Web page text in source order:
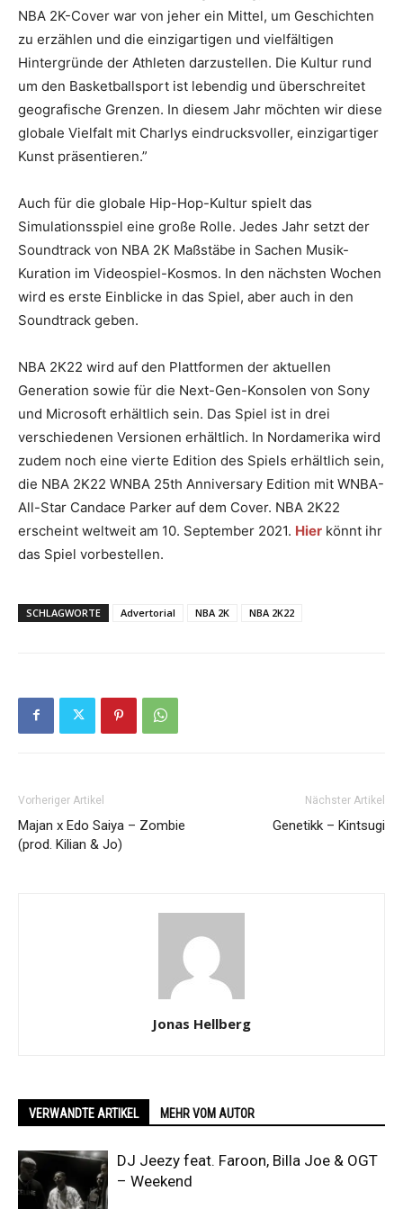
NBA 2K-Cover war von jeher ein Mittel, um Geschichten
zu erzählen und die einzigartigen und vielfältigen
Hintergründe der Athleten darzustellen. Die Kultur rund
um den Basketballsport ist lebendig und überschreitet
geografische Grenzen. In diesem Jahr möchten wir diese
globale Vielfalt mit Charlys eindrucksvoller, einzigartiger
Kunst präsentieren.”
Auch für die globale Hip-Hop-Kultur spielt das
Simulationsspiel eine große Rolle. Jedes Jahr setzt der
Soundtrack von NBA 2K Maßstäbe in Sachen Musik-
Kuration im Videospiel-Kosmos. In den nächsten Wochen
wird es erste Einblicke in das Spiel, aber auch in den
Soundtrack geben.
NBA 2K22 wird auf den Plattformen der aktuellen
Generation sowie für die Next-Gen-Konsolen von Sony
und Microsoft erhältlich sein. Das Spiel ist in drei
verschiedenen Versionen erhältlich. In Nordamerika wird
zudem noch eine vierte Edition des Spiels erhältlich sein,
die NBA 2K22 WNBA 25th Anniversary Edition mit WNBA-
All-Star Candace Parker auf dem Cover. NBA 2K22
erscheint weltweit am 10. September 2021. Hier könnt ihr
das Spiel vorbestellen.
SCHLAGWORTE Advertorial NBA 2K NBA 2K22
Vorheriger Artikel
Majan x Edo Saiya – Zombie
(prod. Kilian & Jo)
Nächster Artikel
Genetikk – Kintsugi
Jonas Hellberg
VERWANDTE ARTIKEL MEHR VOM AUTOR
DJ Jeezy feat. Faroon, Billa Joe & OGT
– Weekend